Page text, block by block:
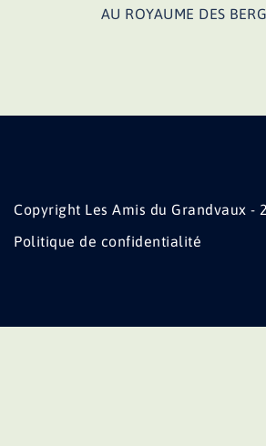
AU ROYAUME DES
Copyright Les Amis du Grandvaux -
Politique de confidentialité